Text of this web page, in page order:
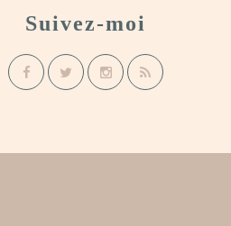
Suivez-moi